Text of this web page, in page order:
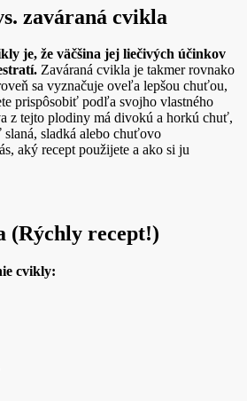
zaváraná cvikla
je, že väčšina jej liečivých účinkov
Zaváraná cvikla je takmer rovnako
sa vyznačuje oveľa lepšou chuťou,
prispôsobiť podľa svojho vlastného
z tejto plodiny má divokú a horkú chuť,
sladká alebo chuťovo
aký recept použijete a ako si ju
(Rýchly recept!)
cvikly: